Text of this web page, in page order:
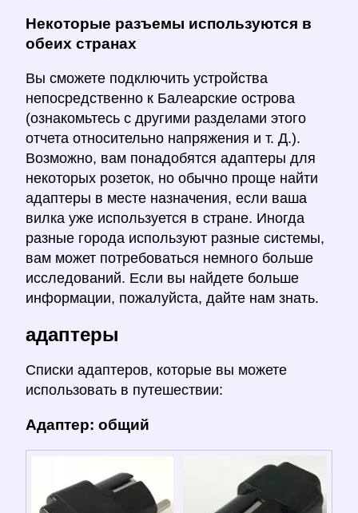
Некоторые разъемы используются в
обеих странах
Вы сможете подключить устройства
непосредственно к Балеарские острова
(ознакомьтесь с другими разделами этого
отчета относительно напряжения и т. Д.).
Возможно, вам понадобятся адаптеры для
некоторых розеток, но обычно проще найти
адаптеры в месте назначения, если ваша
вилка уже используется в стране. Иногда
разные города используют разные системы,
вам может потребоваться немного больше
исследований. Если вы найдете больше
информации, пожалуйста, дайте нам знать.
адаптеры
Списки адаптеров, которые вы можете
использовать в путешествии:
Адаптер: общий